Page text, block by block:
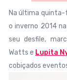
Na última quinta-
o inverno 2014
seu desfile,
Watts e Lupita
cobiçados